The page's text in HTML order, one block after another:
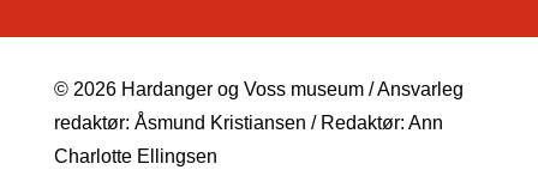
© 2026 Hardanger og Voss museum / Ansvarleg
redaktør: Åsmund Kristiansen / Redaktør: Ann
Charlotte Ellingsen